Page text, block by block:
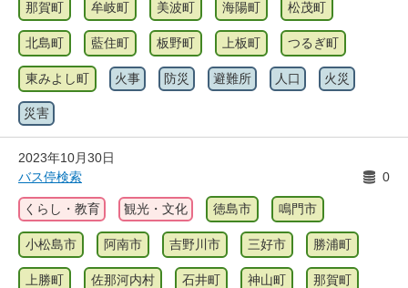
那賀町 牟岐町 美波町 海陽町 松茂町
北島町 藍住町 板野町 上板町 つるぎ町
東みよし町 火事 防災 避難所 人口 火災
災害
2023年10月30日
バス停検索
0
くらし・教育 観光・文化 徳島市 鳴門市
小松島市 阿南市 吉野川市 三好市 勝浦町
上勝町 佐那河内村 石井町 神山町 那賀町